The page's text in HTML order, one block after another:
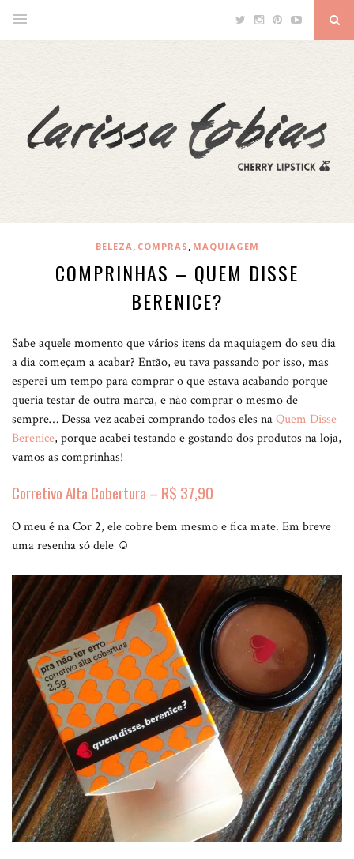
BELEZA, COMPRAS , MAQUIAGEM
COMPRINHAS – QUEM DISSE
BERENICE?
Sabe aquele momento que vários itens da maquiagem do seu dia
a dia começam a acabar? Então, eu tava passando por isso, mas
esperei um tempo para comprar o que estava acabando porque
queria testar de outra marca, e não comprar o mesmo de
sempre… Dessa vez acabei comprando todos eles naQuem Disse
Berenice, porque acabei testando e gostando dos produtos na loja,
vamos as comprinhas!
Corretivo Alta Cobertura – R$ 37,90
O meu é na Cor 2, ele cobre bem mesmo e fica mate. Em breve
uma resenha só dele ☺️